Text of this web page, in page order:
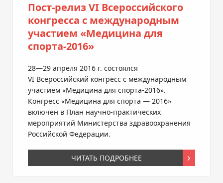
Пост-релиз VI Всероссийского
конгресса с международным
участием «Медицина для
спорта-2016»
28—29 апреля 2016 г. состоялся
VI Всероссийский конгресс с международным
участием «Медицина для спорта-2016».
Конгресс «Медицина для спорта — 2016»
включен в План научно-практических
мероприятий Министерства здравоохранения
Российской Федерации.
ЧИТАТЬ ПОДРОБНЕЕ